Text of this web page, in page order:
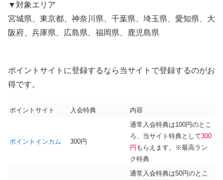
▼対象エリア
宮城県、東京都、神奈川県、千葉県、埼玉県、愛知県、大
阪府、兵庫県、広島県、福岡県、鹿児島県
ポイントサイトに登録するなら当サイトで登録するのがお
得です。
ポイントサイト 入会特典 内容
ポイントインカム 300円
通常入会特典は100円のとこ
ろ、当サイト特典として300
円 もらえます。※最高ラン
ク特典
通常入会特典は50円のとこ